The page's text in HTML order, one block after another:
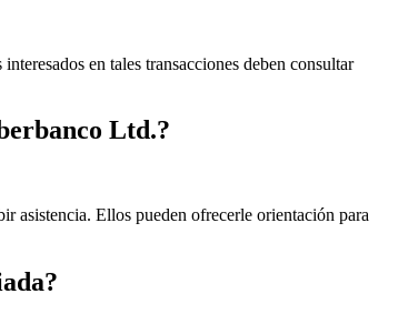
en tales transacciones deben consultar
Ltd.?
asistencia. Ellos pueden ofrecerle orientación para